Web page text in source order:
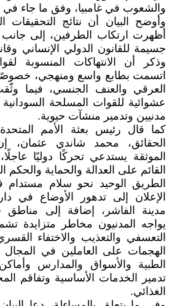
والشعوب في غامبيا، وفق ما جاء
وأوضح البيان أن نتائج التحقيقات
أظهرت ارتكاب الطرفين، إلى جانب
جسيمة للقانون الدولي الإنساني
وذكر أن الانتهاكات المنسوبة
اتسمت بطابع واسع ومنهجي،
العرقي والعنف الجنسي، فيما
عشوائية للقوات المسلحة
مدنيين وتدمير منشآت حيوية.
كما قال رئيس بعثة الأمم
الحقائق، محمد شاندي عثمان،
الموثقة يستدعي تحركًا دوليًا
القائم على العدالة والحماية
الطريق الوحيد نحو سلام مستدام
الإعلان إلى تدهور الأوضاع في
مدينة الفاشر، إضافة إلى
يواجه المدنيون مخاطر متزايدة
التعسفي والتعذيب والاختفاء
الهجمات على العاملين في المجال
الطبية والأسواق والمدارس
تدمير الخدمات الأساسية وتفاقم
الغذائي.